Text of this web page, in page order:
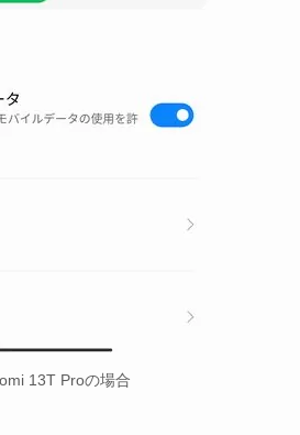
13T Proの場合